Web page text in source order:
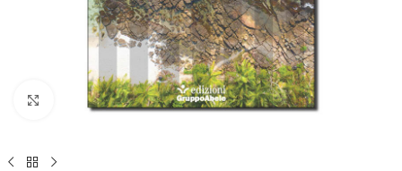
Allarga l'immagine